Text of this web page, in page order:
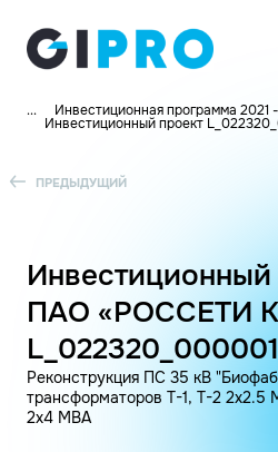
... Инвестиционная программа 2021
Инвестиционный проект
ПРЕДЫДУЩИЙ
Инвестиционный
ПАО «РОССЕТИ
Реконструкция ПС 35 кВ
трансформаторов Т-1, Т-2
2х4 МВА